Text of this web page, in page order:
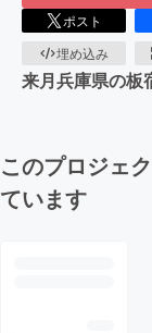
ポスト
埋め込み
来月兵庫県の板
このプロジェ
ています